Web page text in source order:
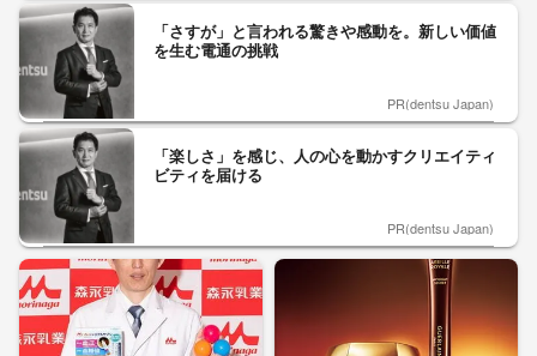
「さすが」と言われる驚きや感動を。新しい価値
を生む電通の挑戦
PR(dentsu Japan)
「楽しさ」を感じ、人の心を動かすクリエイティ
ビティを届ける
PR(dentsu Japan)